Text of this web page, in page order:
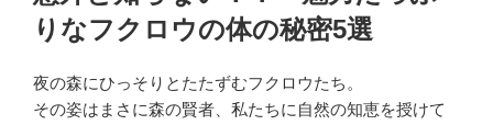
りなフクロウの体の秘密5選
夜の森にひっそりとたたずむフクロウたち。
その姿はまさに森の賢者、私たちに自然の知恵を授けて